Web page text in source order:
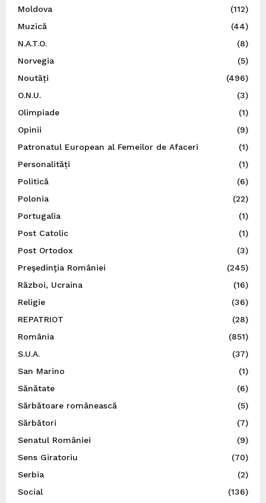
Moldova
(112)
Muzică
(44)
N.A.T.O.
(8)
Norvegia
(5)
Noutăți
(496)
O.N.U.
(3)
Olimpiade
(1)
Opinii
(9)
Patronatul European al Femeilor de Afaceri
(1)
Personalități
(1)
Politică
(6)
Polonia
(22)
Portugalia
(1)
Post Catolic
(1)
Post Ortodox
(3)
Preşedinţia României
(245)
Război, Ucraina
(16)
Religie
(36)
REPATRIOT
(28)
România
(851)
S.U.A.
(37)
San Marino
(1)
Sănătate
(6)
Sărbătoare românească
(5)
Sărbători
(7)
Senatul României
(9)
Sens Giratoriu
(70)
Serbia
(2)
Social
(136)